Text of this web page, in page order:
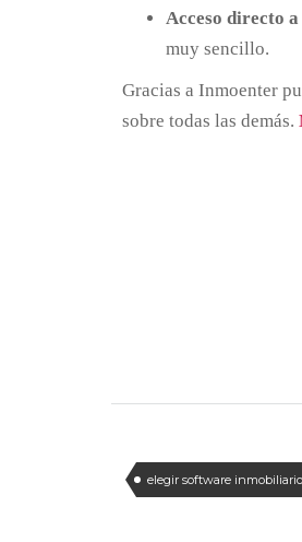
Acceso directo
muy sencillo.
Gracias a Inmoenter
sobre todas las demás.
elegir software inmobiliario